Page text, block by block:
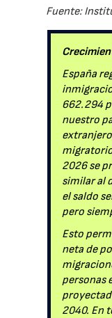
Fuente:
España
662.294
nuestro
2026 se
similar al
el saldo
pero
Esto
neta de
personas
2040. En